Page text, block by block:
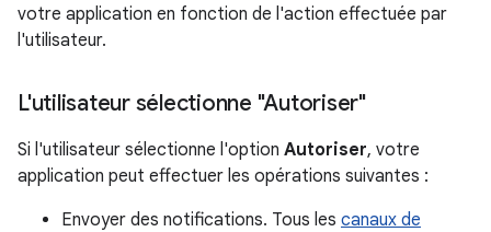
votre application en fonction de l'action effectuée par
l'utilisateur.
L'utilisateur sélectionne "Autoriser"
Si l'utilisateur sélectionne l'option Autoriser, votre
application peut effectuer les opérations suivantes :
Envoyer des notifications. Tous les canaux de